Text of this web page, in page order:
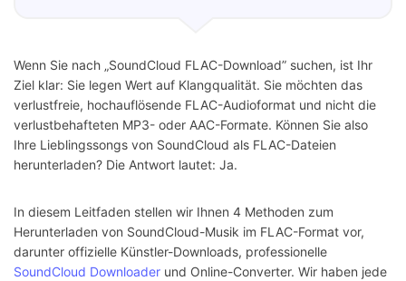
Store
Wenn Sie nach „SoundCloud FLAC-Download” suchen, ist Ihr
Ziel klar: Sie legen Wert auf Klangqualität. Sie möchten das
verlustfreie, hochauflösende FLAC-Audioformat und nicht die
verlustbehafteten MP3- oder AAC-Formate. Können Sie also
Ihre Lieblingssongs von SoundCloud als FLAC-Dateien
herunterladen? Die Antwort lautet: Ja.
In diesem Leitfaden stellen wir Ihnen 4 Methoden zum
Herunterladen von SoundCloud-Musik im FLAC-Format vor,
darunter offizielle Künstler-Downloads, professionelle
SoundCloud Downloader und Online-Converter. Wir haben jede